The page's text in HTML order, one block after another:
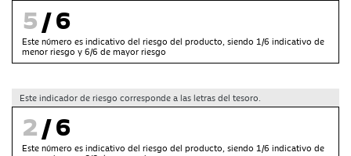
5/6
Este número es indicativo del riesgo del producto, siendo 1/6 indicativo de
menor riesgo y 6/6 de mayor riesgo
Este indicador de riesgo corresponde a las letras del tesoro.
2/6
Este número es indicativo del riesgo del producto, siendo 1/6 indicativo de